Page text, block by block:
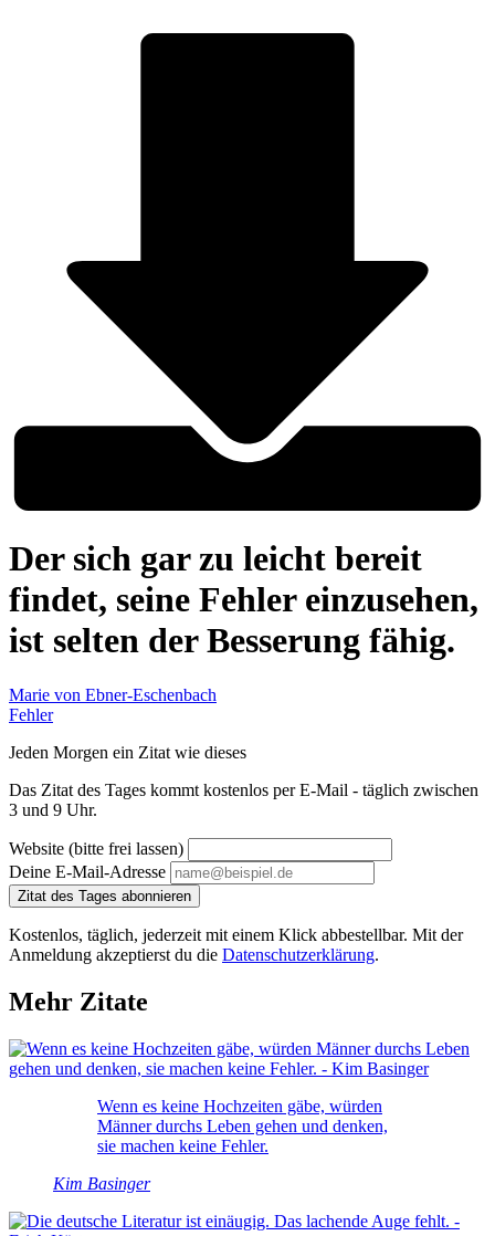
Der sich gar zu leicht bereit
findet, seine Fehler einzusehen,
ist selten der Besserung fähig.
Marie von Ebner-Eschenbach
Fehler
Jeden Morgen ein Zitat wie dieses
Das Zitat des Tages kommt kostenlos per E-Mail - täglich zwischen
3 und 9 Uhr.
Website (bitte frei lassen)
Deine E-Mail-Adresse
Zitat des Tages abonnieren
Kostenlos, täglich, jederzeit mit einem Klick abbestellbar. Mit der
Anmeldung akzeptierst du die Datenschutzerklärung.
Mehr Zitate
Wenn es keine Hochzeiten gäbe, würden
Männer durchs Leben gehen und denken,
sie machen keine Fehler.
Kim Basinger